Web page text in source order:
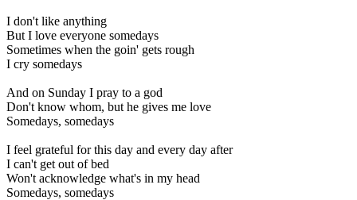
I don't like anything
But I love everyone somedays
Sometimes when the goin' gets rough
I cry somedays
And on Sunday I pray to a god
Don't know whom, but he gives me love
Somedays, somedays
I feel grateful for this day and every day after
I can't get out of bed
Won't acknowledge what's in my head
Somedays, somedays